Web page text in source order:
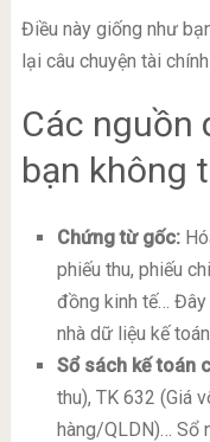
Điều này giống như
lại câu chuyện tài
Các nguồn
bạn không
Chứng từ gốc:
phiếu thu, phiếu
đồng kinh tế… Đây
nhà dữ liệu kế
Sổ sách kế toán
thu), TK 632 (Giá
hàng/QLDN)… Sổ